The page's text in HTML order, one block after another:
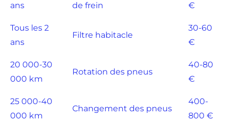
ans
de frein
€
Tous les 2
ans
Filtre habitacle
30-60
€
20 000-30
000 km
Rotation des pneus
40-80
€
25 000-40
000 km
Changement des pneus
400-
800 €